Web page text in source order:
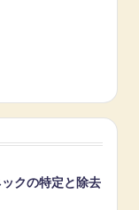
クの特定と除去